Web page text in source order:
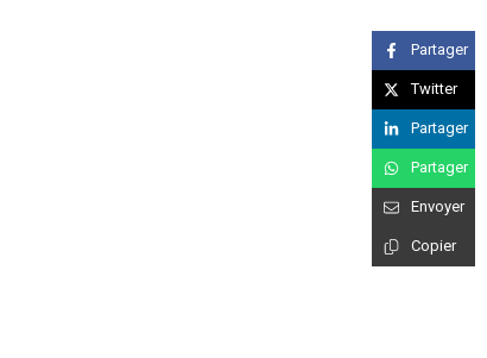
Partager
Twitter
Partager
Partager
Envoyer
Copier